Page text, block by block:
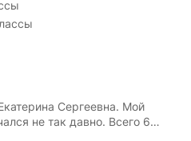
Сергеевна. Мой
не так давно. Всего 6